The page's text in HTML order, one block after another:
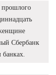
прошлого
Сбербанк